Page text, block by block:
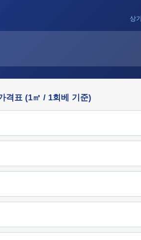
상
격표 (1㎡ / 1회베 기준)